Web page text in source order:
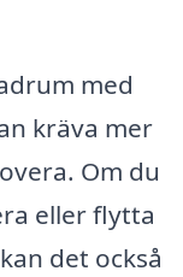
med
kräva mer
Om du
eller flytta
det också